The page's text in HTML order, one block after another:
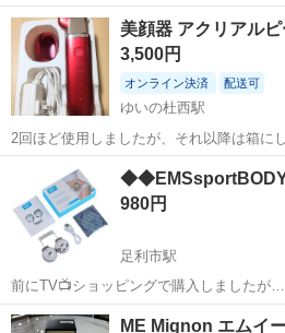
くとジモティ限定価格（掲載価格の
栃木 栃木市 美容家電
美顔器 アクリアル
3,500円
オンライン決済 配送可
ゆいの杜西駅
2回ほど使用しましたが、それ以降は箱に
は見当たりません。美品です。 動作確認
が、中身は写真の通りの赤色です。 ゆい
宇都宮市
980円
足利市駅
前にTV📺️ショッピングで購入しましたが
ので何方か欲しい方いましたらどうです
で2ヶ月程使用しましたが確かに効果あり
栃木 足利市 足利市駅 美容家電
ME Mignon エムイ